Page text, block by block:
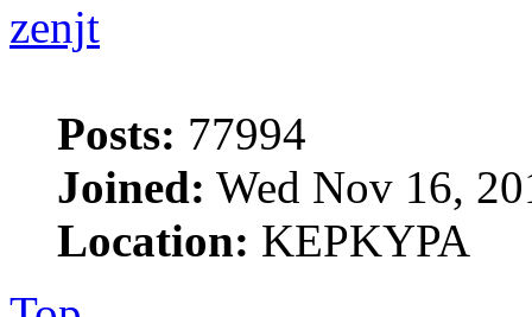
zenjt
Posts: 77994
Joined: Wed Nov 16,
Location: ΚΕΡΚΥΡΑ